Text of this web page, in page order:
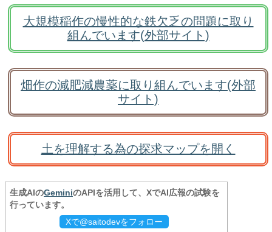
大規模稲作の慢性的な鉄欠乏の問題に取り
組んでいます(外部サイト)
畑作の減肥減農薬に取り組んでいます(外部
サイト)
土を理解する為の探求マップを開く
生成AIのGeminiのAPIを活用して、XでAI広報の試験を
行っています。
Xで@saitodevをフォロー